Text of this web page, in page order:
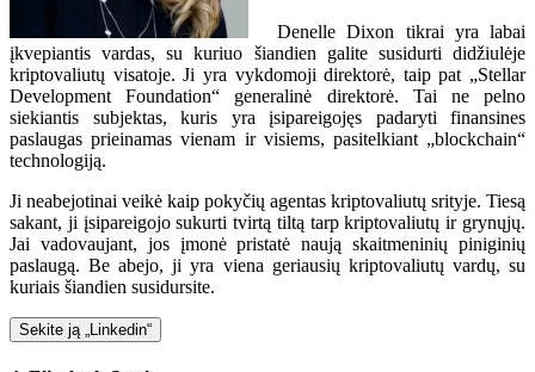
Denelle Dixon tikrai yra labai
įkvepiantis vardas, su kuriuo šiandien galite susidurti didžiulėje
kriptovaliutų visatoje. Ji yra vykdomoji direktorė, taip pat „Stellar
Development Foundation“ generalinė direktorė. Tai ne pelno
siekiantis subjektas, kuris yra įsipareigojęs padaryti finansines
paslaugas prieinamas vienam ir visiems, pasitelkiant „blockchain“
technologiją.
Ji neabejotinai veikė kaip pokyčių agentas kriptovaliutų srityje. Tiesą
sakant, ji įsipareigojo sukurti tvirtą tiltą tarp kriptovaliutų ir grynųjų.
Jai vadovaujant, jos įmonė pristatė naują skaitmeninių piniginių
paslaugą. Be abejo, ji yra viena geriausių kriptovaliutų vardų, su
kuriais šiandien susidursite.
Sekite ją „Linkedin“